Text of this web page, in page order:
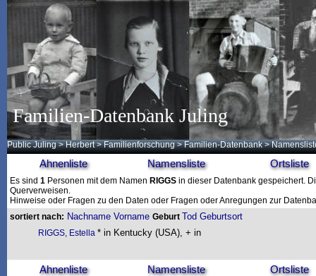
Familien-Datenbank Juling
Public Juling >Herbert >Familienforschung >Familien-Datenbank >
Ahnenliste Namensliste Ortsliste
Es sind 1 Personen mit dem Namen RIGGS in dieser Datenbank gespeichert.
Querverweisen.
Hinweise oder Fragen zu den Daten oder Fragen oder Anregungen zur
sortiert nach: Nachname Vorname Geburt Tod Geburtsort
RIGGS, Estella * in Kentucky (USA), + in
Ahnenliste Namensliste Ortsliste